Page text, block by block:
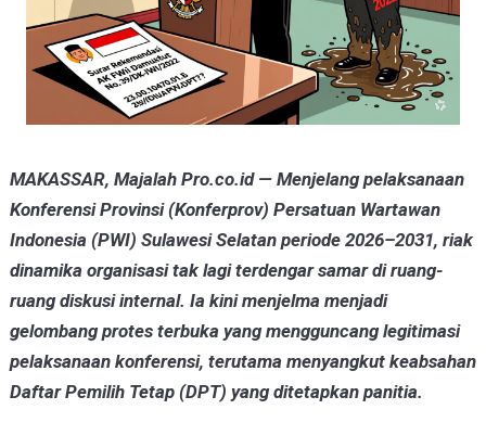
MAKASSAR, Majalah Pro.co.id — Menjelang pelaksanaan
Konferensi Provinsi (Konferprov) Persatuan Wartawan
Indonesia (PWI) Sulawesi Selatan periode 2026–2031, riak
dinamika organisasi tak lagi terdengar samar di ruang-
ruang diskusi internal. Ia kini menjelma menjadi
gelombang protes terbuka yang mengguncang legitimasi
pelaksanaan konferensi, terutama menyangkut keabsahan
Daftar Pemilih Tetap (DPT) yang ditetapkan panitia.